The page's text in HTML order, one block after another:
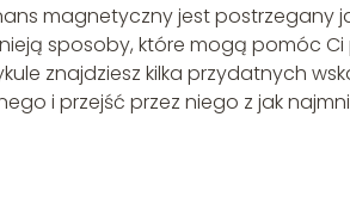
magnetyczny jest postrzegany
sposoby, które mogą pomóc
znajdziesz kilka przydatnych
i przejść przez niego z jak